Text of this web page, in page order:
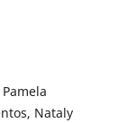
Nataly